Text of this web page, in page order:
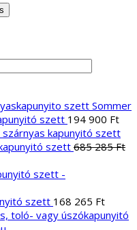
Sommer
szett 194 900 Ft
szett 685 285Ft
szett 168 265 Ft